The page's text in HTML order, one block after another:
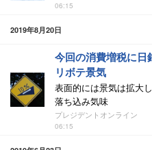
06:15
2019年8月20日
今回の消費増税に日
リボテ景気
表面的には景気は拡大
落ち込み気味
プレジデントオンライン
06:15